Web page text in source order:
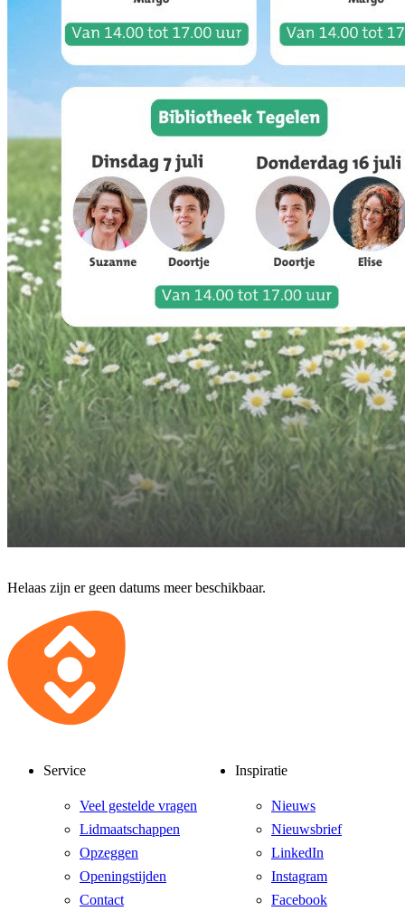
Helaas zijn er geen datums meer beschikbaar.
Service
Veel gestelde vragen
Lidmaatschappen
Opzeggen
Openingstijden
Contact
Inspiratie
Nieuws
Nieuwsbrief
LinkedIn
Instagram
Facebook